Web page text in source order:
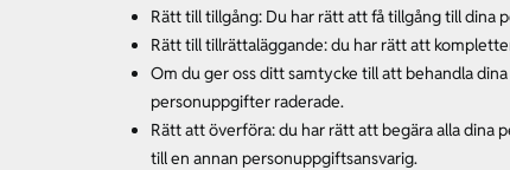
Rätt till tillgång: Du har rätt att få tillgång till dina
Rätt till tillrättaläggande: du har rätt att
Om du ger oss ditt samtycke till att behandla
personuppgifter raderade.
Rätt att överföra: du har rätt att begära alla
till en annan personuppgiftsansvarig.